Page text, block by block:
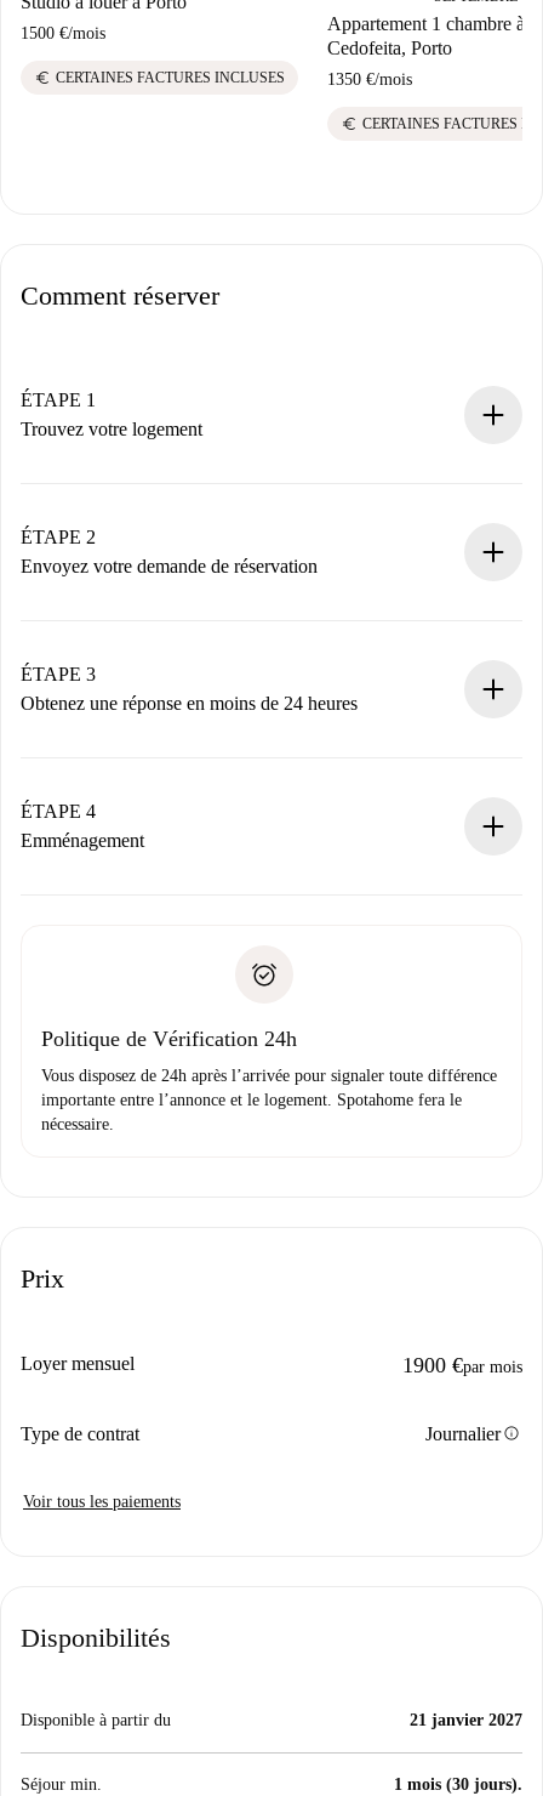
1500 €/mois
euro CERTAINES FACTURES INCLUSES
Appartement 1 chambre à
Cedofeita, Porto
1350 €/mois
euro CERTAINES FACTURES
Comment réserver
ÉTAPE 1
Trouvez votre logement
Vous disposez à l’avance de toutes les informations
nécessaires.
ÉTAPE 2
Envoyez votre demande de réservation
Nous ne vous facturerons rien tant que le propriétaire
n’aura pas accepté.
ÉTAPE 3
Obtenez une réponse en moins de 24 heures
contact avec le propriétaire.
Si refusé : aucun prélèvement et nous vous proposerons
Justificatif de solvabilité
ÉTAPE 4
Emménagement
uniquement si aucun problème n'est signalé.
Politique de Vérification 24h
Vous disposez de 24h après l’arrivée pour signaler toute différence
importante entre l’annonce et le logement. Spotahome fera le
nécessaire.
Prix
Loyer mensuel 1900 €par mois
Type de contrat Journalierinfo
Voir tous les paiements
Disponibilités
Disponible à partir du 21 janvier 2027
Séjour min. 1 mois (30 jours).